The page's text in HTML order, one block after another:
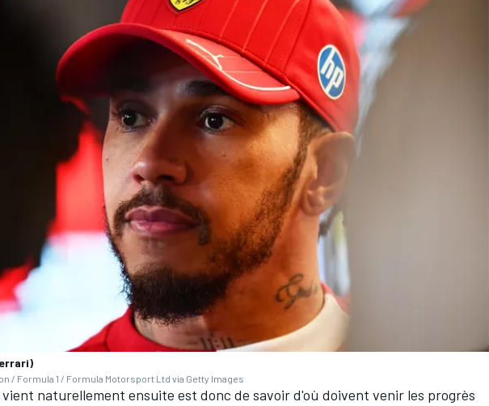
/ Formula 1 / Formula Motorsport Ltd via Getty Images
naturellement ensuite est donc de savoir d'où doivent venir les progrès